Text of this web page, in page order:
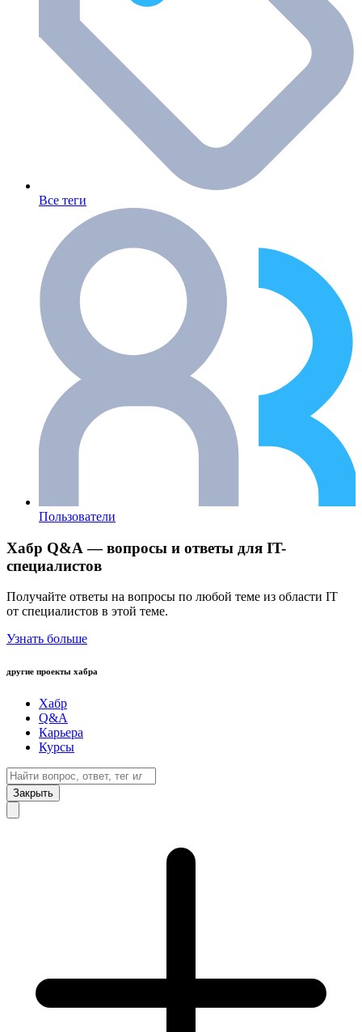
Все теги
Пользователи
Хабр Q&A — вопросы и ответы для IT-
специалистов
Получайте ответы на вопросы по любой теме из области IT
от специалистов в этой теме.
Узнать больше
другие проекты хабра
Хабр
Q&A
Карьера
Курсы
Закрыть